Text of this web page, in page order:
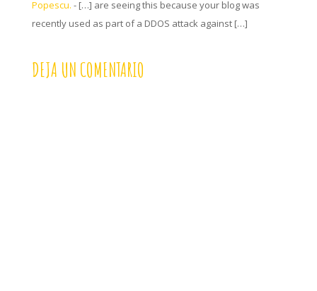
Popescu. - […] are seeing this because your blog was
recently used as part of a DDOS attack against […]
DEJA UN COMENTARIO